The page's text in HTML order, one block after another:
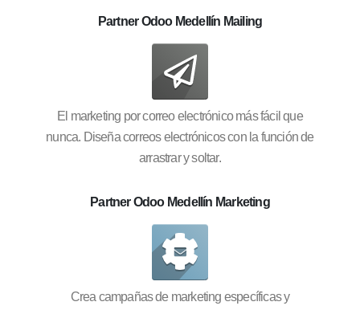
Partner Odoo Medellín Mailing
El marketing por correo electrónico más fácil que
nunca. Diseña correos electrónicos con la función de
arrastrar y soltar.
Partner Odoo Medellín Marketing
Crea campañas de marketing específicas y